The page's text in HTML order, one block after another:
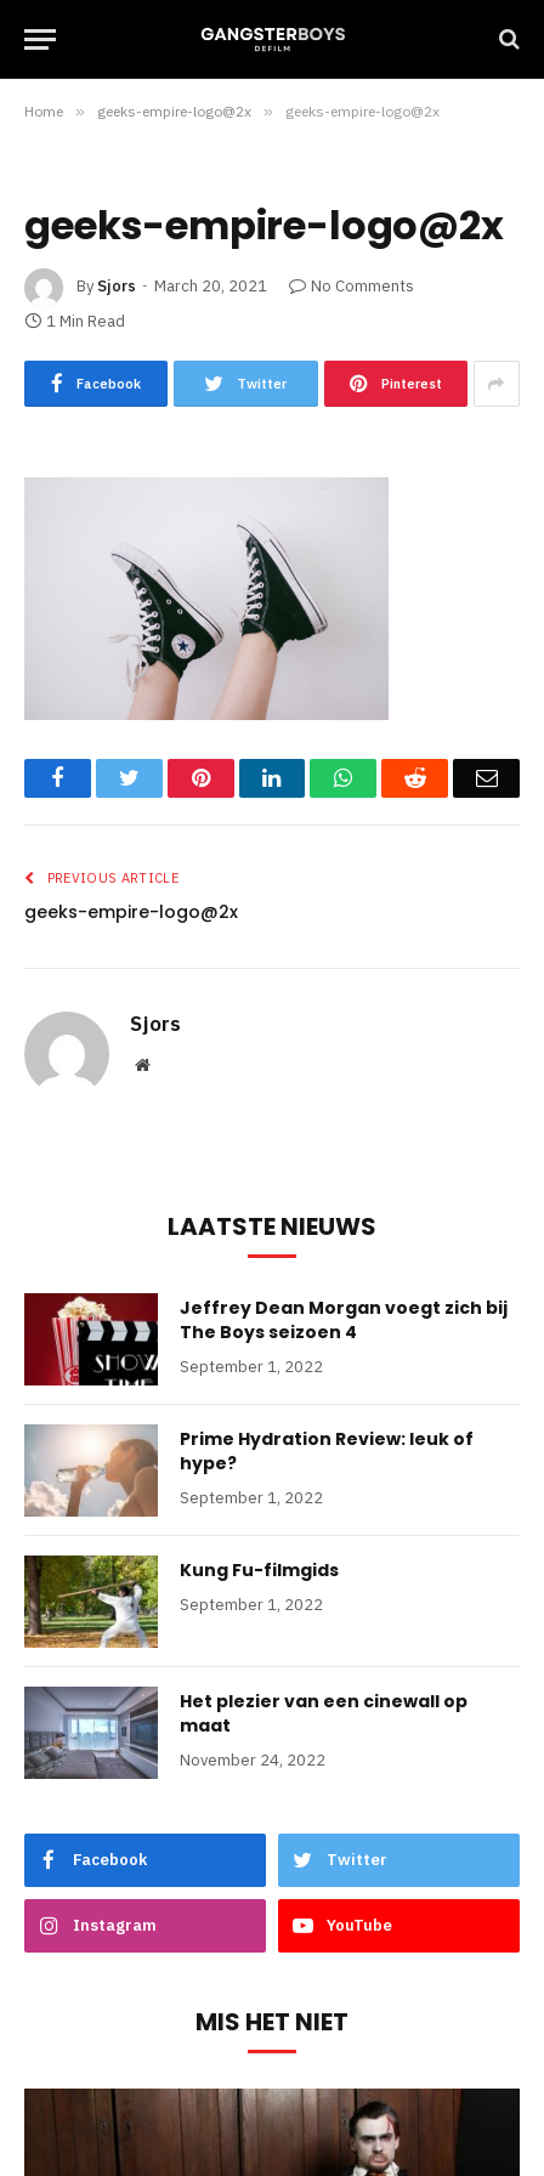
Home » geeks-empire-logo@2x » geeks-empire-logo@2x
geeks-empire-logo@2x
By Sjors March 20, 2021
No Comments
1 Min Read
Facebook Twitter Pinterest
FacebookTwitter PinterestLinkedInWhatsAppReddit
PREVIOUS ARTICLE
geeks-empire-logo@2x
Sjors
Website
LAATSTE NIEUWS
Jeffrey Dean Morgan voegt zich bij
The Boys seizoen 4
September 1, 2022
Prime Hydration Review: leuk of
hype?
September 1, 2022
Kung Fu-filmgids
September 1, 2022
Het plezier van een cinewall op
maat
November 24, 2022
Facebook Twitter
Instagram YouTube
MIS HET NIET